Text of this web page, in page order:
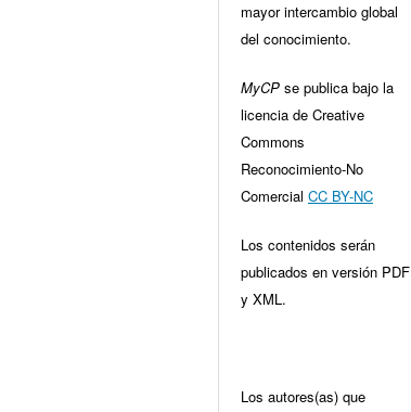
mayor intercambio global
del conocimiento.
MyCP se publica bajo la
licencia de Creative
Commons
Reconocimiento-No
Comercial CC BY-NC
Los contenidos serán
publicados en versión PDF
y XML.
Los autores(as) que